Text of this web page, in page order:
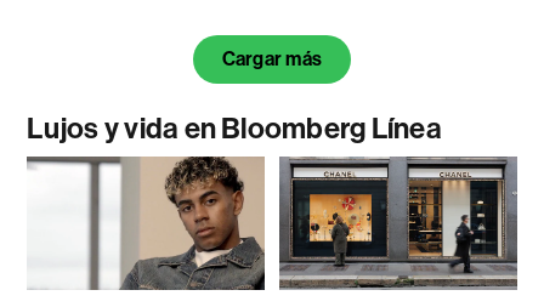
Cargar más
Lujos y vida en Bloomberg Línea